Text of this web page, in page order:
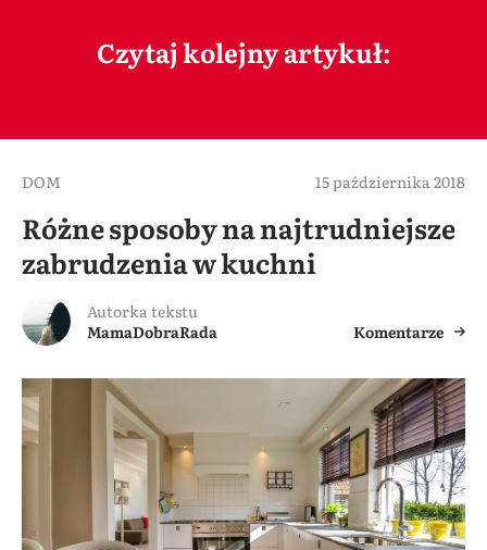
Czytaj kolejny artykuł:
DOM 15 października 2018
Różne sposoby na najtrudniejsze
zabrudzenia w kuchni
Autorka tekstu
MamaDobraRada
Komentarze